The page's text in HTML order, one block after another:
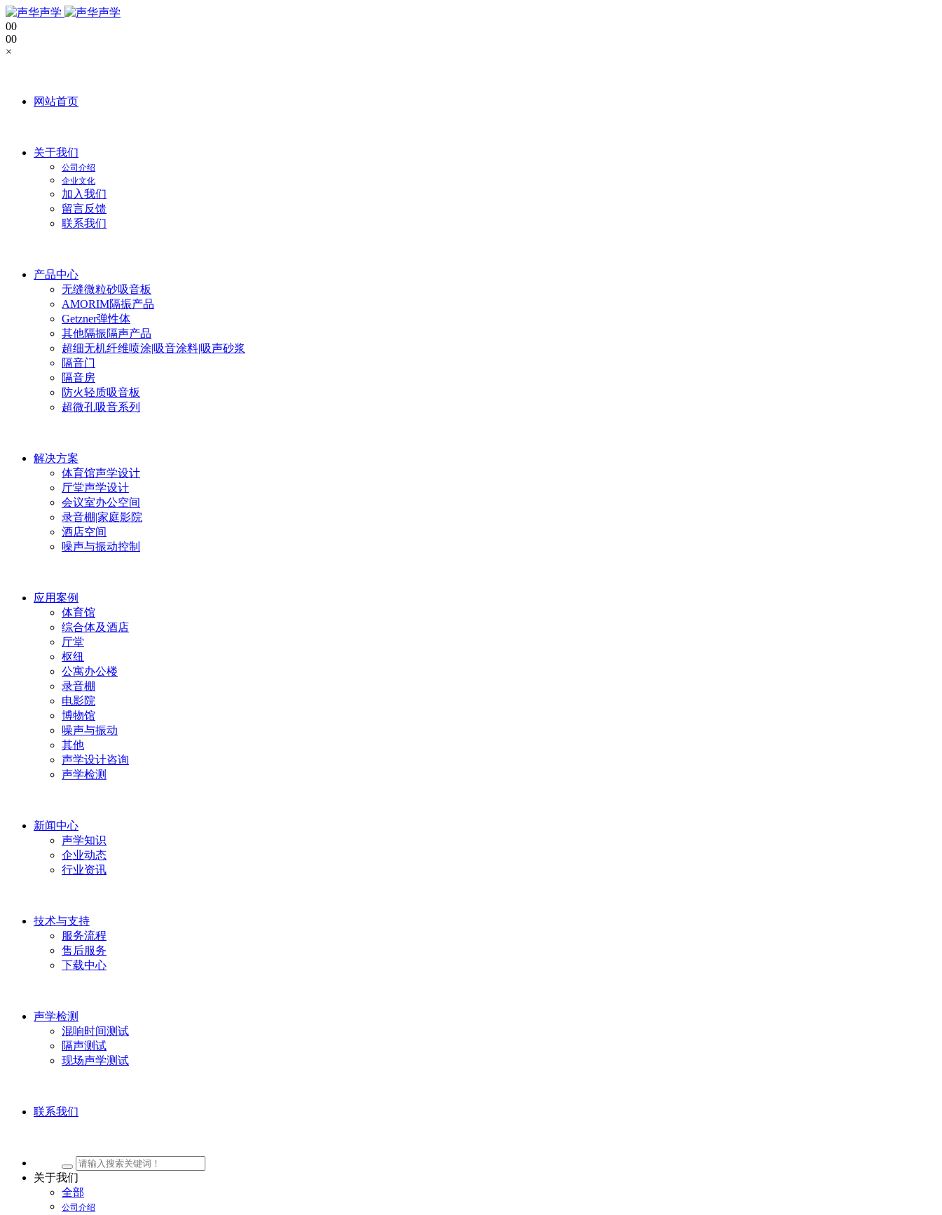
00
00
×
网站首页
关于我们
公司介绍
企业文化
加入我们
留言反馈
联系我们
产品中心
无缝微粒砂吸音板
AMORIM隔振产品
Getzner弹性体
其他隔振隔声产品
超细无机纤维喷涂|吸音涂料|吸声砂浆
隔音门
隔音房
防火轻质吸音板
超微孔吸音系列
解决方案
体育馆声学设计
厅堂声学设计
会议室办公空间
录音棚|家庭影院
酒店空间
噪声与振动控制
应用案例
体育馆
综合体及酒店
厅堂
枢纽
公寓办公楼
录音棚
电影院
博物馆
噪声与振动
其他
声学设计咨询
声学检测
新闻中心
声学知识
企业动态
行业资讯
技术与支持
服务流程
售后服务
下载中心
声学检测
混响时间测试
隔声测试
现场声学测试
联系我们
关于我们
全部
公司介绍